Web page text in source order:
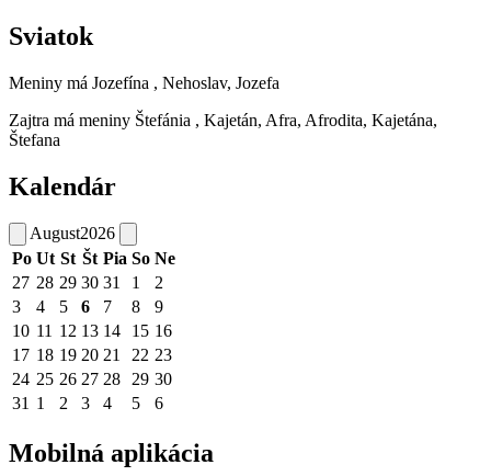
Sviatok
Meniny má Jozefína , Nehoslav, Jozefa
Zajtra má meniny Štefánia , Kajetán, Afra, Afrodita, Kajetána,
Štefana
Kalendár
August2026
Po Ut St Št Pia So Ne
27 28 29 30 31 1
2
3
4 5 6 7 8
9
10 11 12 13 14 15 16
17 18 19 20 21 22 23
24 25 26 27 28 29 30
31 1 2 3 4 5 6
Mobilná aplikácia